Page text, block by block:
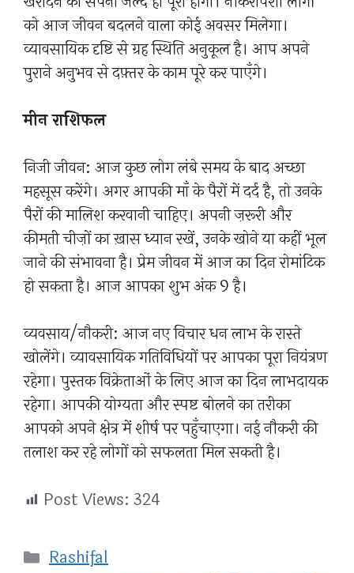
को आज जीवन बदलने वाला कोई अवसर मिलेगा।
व्यावसायिक दृष्टि से ग्रह स्थिति अनुकूल है। आप अपने
पुराने अनुभव से दफ़्तर के काम पूरे कर पाएँगे।
मीन राशिफल
निजी जीवन: आज कुछ लोग लंबे समय के बाद अच्छा
महसूस करेंगे। अगर आपकी माँ के पैरों में दर्द है, तो उनके
पैरों की मालिश करवानी चाहिए। अपनी ज़रूरी और
कीमती चीज़ों का ख़ास ध्यान रखें, उनके खोने या कहीं भूल
जाने की संभावना है। प्रेम जीवन में आज का दिन रोमांटिक
हो सकता है। आज आपका शुभ अंक 9 है।
व्यवसाय/नौकरी: आज नए विचार धन लाभ के रास्ते
खोलेंगे। व्यावसायिक गतिविधियों पर आपका पूरा नियंत्रण
रहेगा। पुस्तक विक्रेताओं के लिए आज का दिन लाभदायक
रहेगा। आपकी योग्यता और स्पष्ट बोलने का तरीका
आपको अपने क्षेत्र में शीर्ष पर पहुँचाएगा। नई नौकरी की
तलाश कर रहे लोगों को सफलता मिल सकती है।
Post Views: 324
Categories
Rashifal